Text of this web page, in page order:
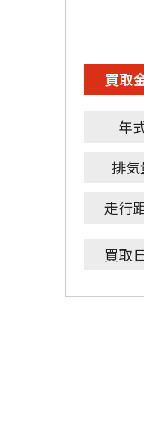
買取
年
排気
走行
買取